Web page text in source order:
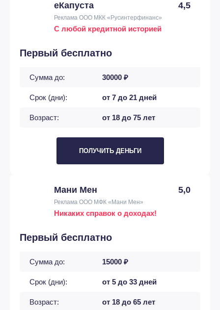
еКапуста 4,5
Реклама ООО МКК «Русинтерфинанс»
С любой кредитной историей
Первый бесплатно
Сумма до: 30000 ₽
Срок (дни): от 7 до 21 дней
Возраст: от 18 до 75 лет
ПОЛУЧИТЬ ДЕНЬГИ
Мани Мен 5,0
Реклама ООО МФК «Мани Мен»
Никаких справок о доходах!
Первый бесплатно
Сумма до: 15000 ₽
Срок (дни): от 5 до 33 дней
Возраст: от 18 до 65 лет